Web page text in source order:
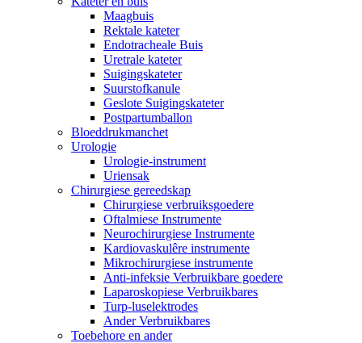
Maagbuis
Rektale kateter
Endotracheale Buis
Uretrale kateter
Suigingskateter
Suurstofkanule
Geslote Suigingskateter
Postpartumballon
Bloeddrukmanchet
Urologie
Urologie-instrument
Uriensak
Chirurgiese gereedskap
Chirurgiese verbruiksgoedere
Oftalmiese Instrumente
Neurochirurgiese Instrumente
Kardiovaskulêre instrumente
Mikrochirurgiese instrumente
Anti-infeksie Verbruikbare goedere
Laparoskopiese Verbruikbares
Turp-luselektrodes
Ander Verbruikbares
Toebehore en ander